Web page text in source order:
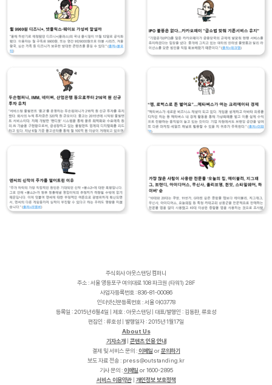
주식회사 아웃스탠딩 컴퍼니
주소 : 서울 영등포구 여의대로 108 파크원 (타워1) 28F
사업자등록번호 : 836-81-00086
인터넷신문등록번호 : 서울 아03778
등록일 : 2015년 6월4일 | 제호 : 아웃스탠딩 | 대표/발행인 : 김동환, 류호성
편집인 : 류호성 | 발행일자 : 2015년 1월17일
About Us
기자소개| 콘텐츠 인용 안내
결제 및 서비스 문의 : 이메일 or문의하기
보도 자료 전송 :
r
k
g
n
i
d
n
a
t
s
t
u
o
@
s
s
e
r
p
기사 문의 : 이메일 or 1600-2895
서비스 이용약관| 개인정보 보호정책